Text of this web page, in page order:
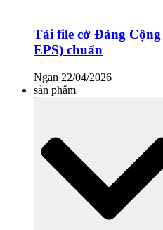
Tải file cờ Đảng
EPS) chuẩn
Ngan 22/04/2026
sản phẩm